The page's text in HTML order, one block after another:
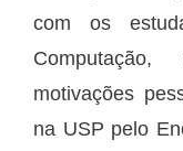
com os
motivações
na USP pelo